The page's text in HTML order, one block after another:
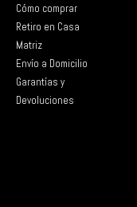
Cómo comprar
Retiro en Casa
Matriz
Envío a Domicilio
Garantías y
Devoluciones